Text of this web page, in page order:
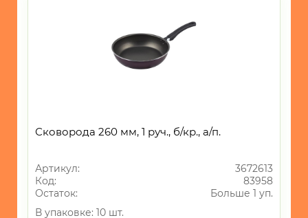
Сковорода 260 мм, 1 руч., б/кр., а/п.
Артикул:
3672613
Код:
83958
Остаток:
Больше 1 уп.
В упаковке: 10 шт.